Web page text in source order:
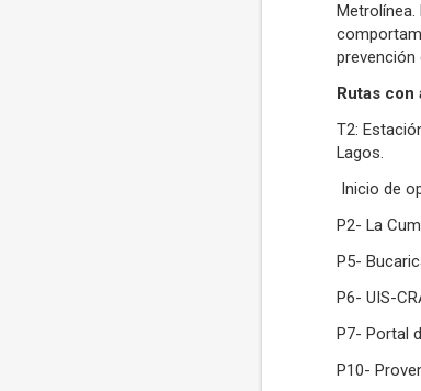
prevención
Rutas con
T2:
Lagos.
Inicio de
P2- La
P5-
P6- UIS-
P7- Portal
P10-